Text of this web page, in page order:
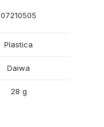
‎07210505
‎Plastica
‎Daiwa
‎28 g